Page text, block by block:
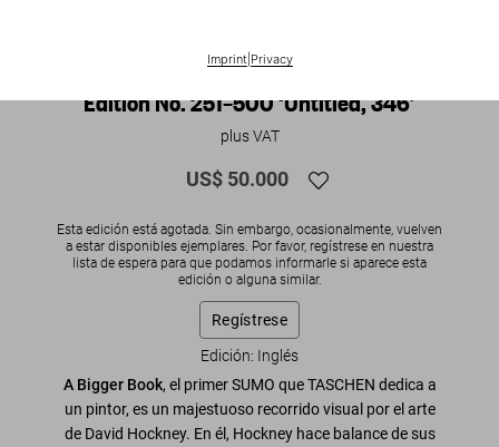
Imprint| Privacy
David Hockney. A Bigger Book. Art
Edition No. 251–500 ‘Untitled, 346’
plus VAT
US$ 50.000
Esta edición está agotada. Sin embargo, ocasionalmente, vuelven
a estar disponibles ejemplares. Por favor, regístrese en nuestra
lista de espera para que podamos informarle si aparece esta
edición o alguna similar.
Regístrese
Edición: Inglés
A Bigger Book, el primer SUMO que TASCHEN dedica a
un pintor, es un majestuoso recorrido visual por el arte
de David Hockney. En él, Hockney hace balance de sus